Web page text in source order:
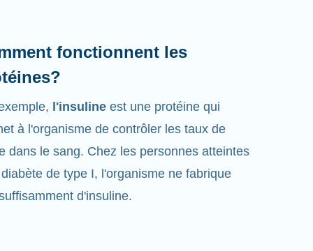
fonctionnent les
l'insuline est une protéine qui
à l'organisme de contrôler les taux de
dans le sang. Chez les personnes atteintes
de type I, l'organisme ne fabrique
d'insuline.